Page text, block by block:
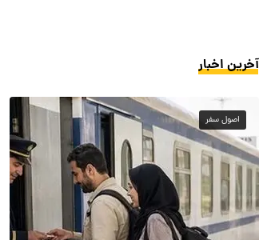
آخرین اخبار
اصول سفر